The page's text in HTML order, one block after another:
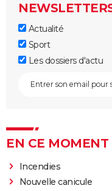
Actualité
Sport
Les dossiers d'actu
EN CE MOMENT
Incendies
Nouvelle canicule